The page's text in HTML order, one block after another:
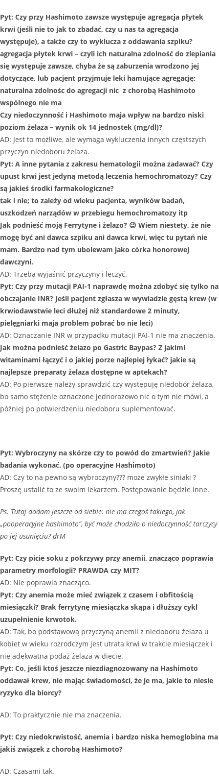
Pyt: Czy przy Hashimoto zawsze występuje agregacja płytek
krwi (jeśli nie to jak to zbadać, czy u nas ta agregacja
występuje), a także czy to wyklucza z oddawania szpiku?
agregacja płytek krwi – czyli ich naturalna zdolność do zlepiania
się występuje zawsze, chyba że są zaburzenia wrodzono jej
dotyczące, lub pacjent przyjmuje leki hamujące agregację;
naturalna zdolnośc do agregacji nic z chorobą Hashimoto
wspólnego nie ma
Czy niedoczynność i Hashimoto maja wpływ na bardzo niski
poziom żelaza – wynik ok 14 jednostek (mg/dl)?
AD: Jest to możliwe, ale wymaga wykluczenia innych częstszych
przyczyn niedoboru żelaza.
Pyt: A inne pytania z zakresu hematologii można zadawać? Czy
upust krwi jest jedyną metodą leczenia hemochromatozy? Czy
są jakieś środki farmakologiczne?
tak i nie; to zależy od wieku pacjenta, wyników badań,
uszkodzeń narządów w przebiegu hemochromatozy itp
Jak podnieść moją Ferrytyne i żelazo? 😉 Wiem niestety, że nie
mogę być ani dawca szpiku ani dawca krwi, więc tu pytań nie
mam. Bardzo nad tym ubolewam jako córka honorowej
dawczyni.
AD: Trzeba wyjaśnić przyczyny i leczyć.
Pyt: Czy przy mutacji PAI-1 naprawdę można zdobyć się tylko na
obczajanie INR? Jeśli pacjent zgłasza w wywiadzie gęstą krew (w
krwiodawstwie leci dłużej niż standardowe 2 minuty,
pielęgniarki maja problem pobrać bo nie leci)
AD: Oznaczanie INR w przypadku mutacji PAI-1 nie ma znaczenia.
Jak można podnieść żelazo po Gastric Baypas? Z jakimi
witaminami łączyć i o jakiej porze najlepiej łykać? jakie są
najlepsze preparaty żelaza dostępne w aptekach?
AD: Po pierwsze należy sprawdzić czy występuję niedobór żelaza,
bo samo stężenie oznaczone jednorazowo nic o tym nie mówi, a
później po potwierdzeniu niedoboru suplementować.
Pyt: Wybroczyny na skórze czy to powód do zmartwień? Jakie
badania wykonać. (po operacyjne Hashimoto)
AD: Czy to na pewno są wybroczyny??? może zwykłe siniaki ?
Proszę ustalić to ze swoim lekarzem. Postępowanie będzie inne.
Ps. Tutaj dodam jeszcze od siebie: nie ma czegoś takiego, jak
„pooperacyjne hashimoto”, być może chodziło o niedoczynność tarczycy
po jej usunięciu? drM
Pyt: Czy picie soku z pokrzywy przy anemii, znacząco poprawia
parametry morfologii? PRAWDA czy MIT?
AD: Nie poprawia znacząco.
Pyt: Czy anemia może mieć związek z czasem i obfitością
miesiączki? Brak ferrytynę miesiączka skąpa i dłuższy cykl
uzupełnienie krwotok.
AD: Tak, bo podstawową przyczyną anemii z niedoboru żelaza u
kobiet w wieku rozrodczym jest utrata krwi w trakcie miesiączek i
nie adekwatna podaż żelaza w diecie.
Pyt: Co, jeśli ktoś jeszcze niezdiagnozowany na Hashimoto
oddawał krew, nie mając świadomości, że je ma, jakie to niesie
ryzyko dla biorcy?
AD: To praktycznie nie ma znaczenia.
Pyt: Czy niedokrwistość, anemia i bardzo niska hemoglobina ma
jakiś związek z chorobą Hashimoto?
AD: Czasami tak.